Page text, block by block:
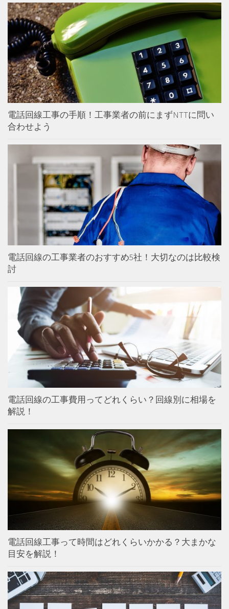
電話回線工事の手順！工事業者の前にまずNTTに問い
合わせよう
電話回線の工事業者のおすすめ5社！大切なのは比較検
討
電話回線の工事費用ってどれくらい？回線別に相場を
解説！
電話回線工事って時間はどれくらいかかる？大まかな
目安を解説！